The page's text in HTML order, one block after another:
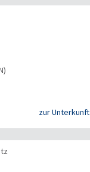
zur Unterkunft